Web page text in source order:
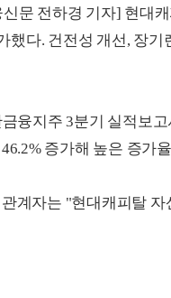
문 전하경 기자] 현대
했다. 건전성 개선, 장
융지주 3분기 실적보
증가해 높은 증가
계자는 "현대캐피탈